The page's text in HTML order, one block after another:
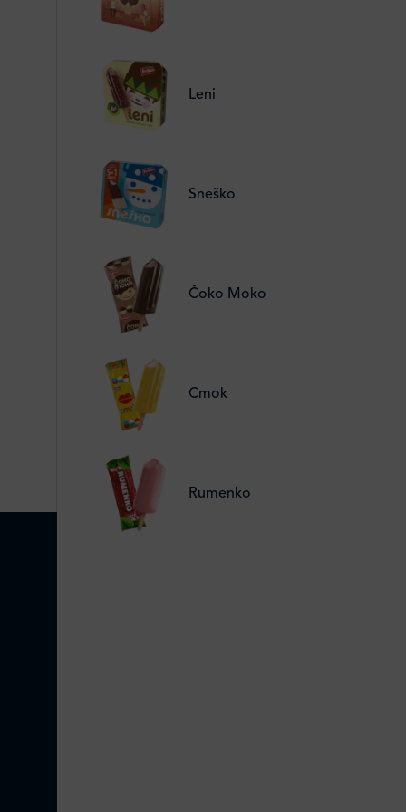
Leni
Sneško
Čoko Moko
Cmok
Rumenko